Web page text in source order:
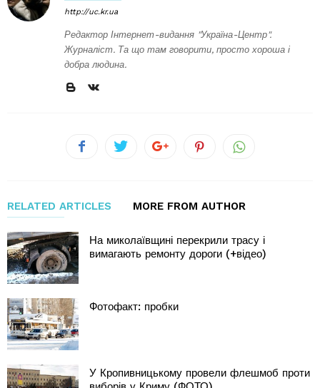
http://uc.kr.ua
Редактор Інтернет-видання "Україна-Центр".
Журналіст. Та що там говорити, просто хороша і
добра людина.
RELATED ARTICLES MORE FROM AUTHOR
На миколаївщині перекрили трасу і
вимагають ремонту дороги (+відео)
Фотофакт: пробки
У Кропивницькому провели флешмоб проти